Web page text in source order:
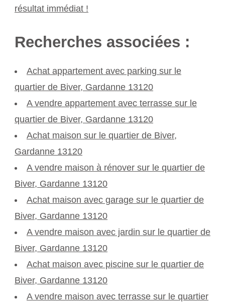
résultat immédiat !
Recherches associées :
Achat appartement avec parking sur le
quartier de Biver, Gardanne 13120
A vendre appartement avec terrasse sur le
quartier de Biver, Gardanne 13120
Achat maison sur le quartier de Biver,
Gardanne 13120
A vendre maison à rénover sur le quartier de
Biver, Gardanne 13120
Achat maison avec garage sur le quartier de
Biver, Gardanne 13120
A vendre maison avec jardin sur le quartier de
Biver, Gardanne 13120
Achat maison avec piscine sur le quartier de
Biver, Gardanne 13120
A vendre maison avec terrasse sur le quartier